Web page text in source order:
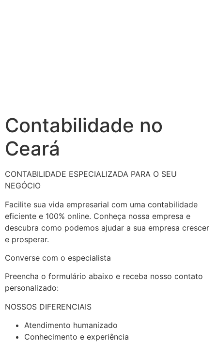
Contabilidade no
Ceará
CONTABILIDADE ESPECIALIZADA PARA O SEU
NEGÓCIO
Facilite sua vida empresarial com uma contabilidade
eficiente e 100% online. Conheça nossa empresa e
descubra como podemos ajudar a sua empresa crescer
e prosperar.
Converse com o especialista
Preencha o formulário abaixo e receba nosso contato
personalizado:
NOSSOS DIFERENCIAIS
Atendimento humanizado
Conhecimento e experiência